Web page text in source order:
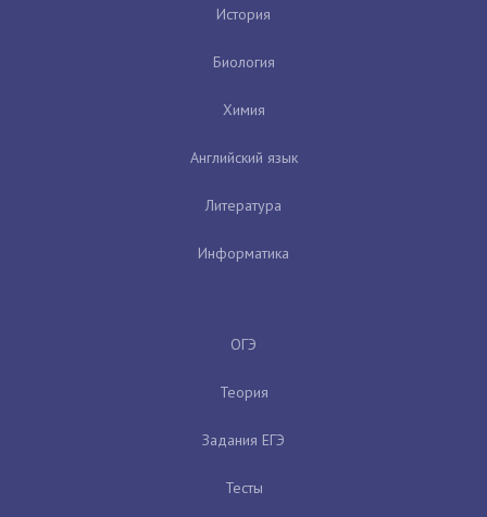
История
Биология
Химия
Английский язык
Литература
Информатика
ОГЭ
Теория
Задания ЕГЭ
Тесты